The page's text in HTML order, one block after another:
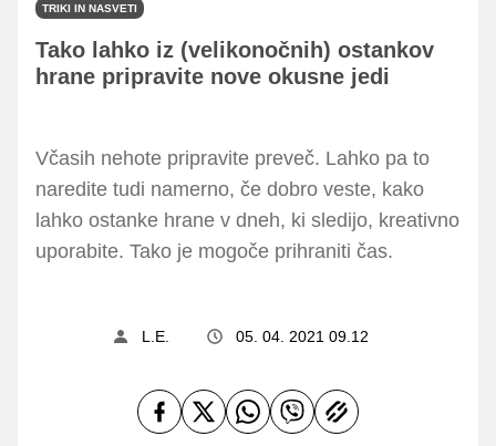
TRIKI IN NASVETI
Tako lahko iz (velikonočnih) ostankov
hrane pripravite nove okusne jedi
Včasih nehote pripravite preveč. Lahko pa to
naredite tudi namerno, če dobro veste, kako
lahko ostanke hrane v dneh, ki sledijo, kreativno
uporabite. Tako je mogoče prihraniti čas.
L.E. 05. 04. 2021 09.12